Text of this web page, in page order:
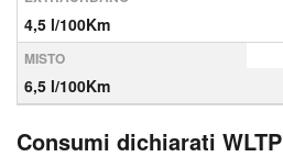
4,5 l/100Km
MISTO
6,5 l/100Km
Consumi dichiarati WLTP